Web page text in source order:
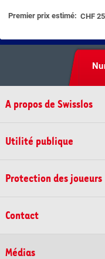
Premier prix estimé: CHF
A propos de Swisslos
Utilité publique
Protection des joueurs
Contact
Médias